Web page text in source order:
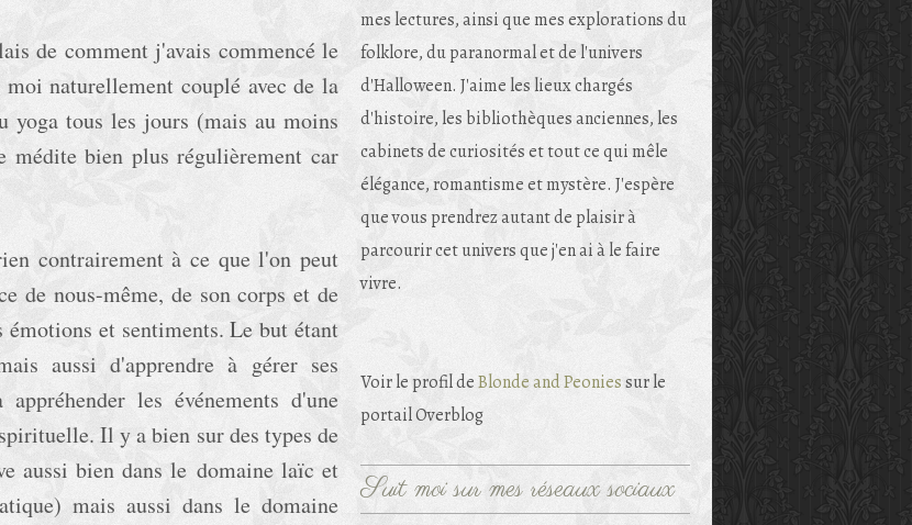
de comment j'avais commencé le
naturellement couplé avec de la
tous les jours (mais au moins
médite bien plus régulièrement car
contrairement à ce que l'on peut
de nous-même, de son corps et de
et sentiments. Le but étant
aussi d'apprendre à gérer ses
les événements d'une
Il y a bien sur des types de
aussi bien dans le domaine laïc et
mais aussi dans le domaine
mes lectures, ainsi que mes explorations du
folklore, du paranormal et de l'univers
d'Halloween. J'aime les lieux chargés
d'histoire, les bibliothèques anciennes, les
cabinets de curiosités et tout ce qui mêle
élégance, romantisme et mystère. J'espère
que vous prendrez autant de plaisir à
parcourir cet univers que j'en ai à le faire
vivre.
Voir le profil deBlonde and Peoniessur le
portail Overblog
Suit moi sur mes réseaux sociaux